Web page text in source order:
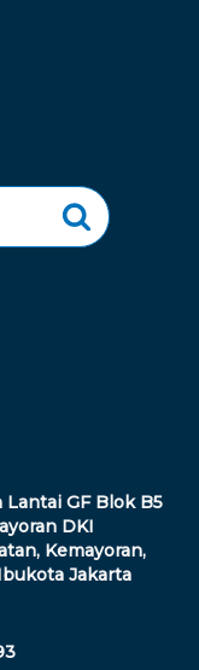
Lantai GF Blok B5
DKI
Kemayoran,
Jakarta